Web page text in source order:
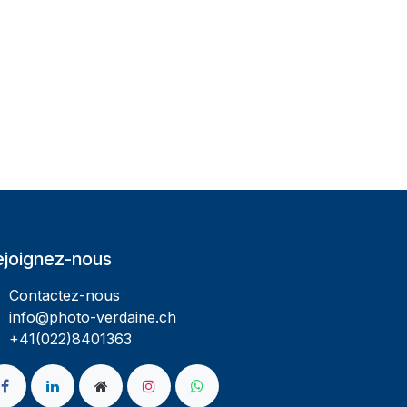
nous
Contactez-nous
info@photo-verdaine.ch​
​​+41(022)8401363